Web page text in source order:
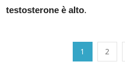
testosterone è alto.
1 2